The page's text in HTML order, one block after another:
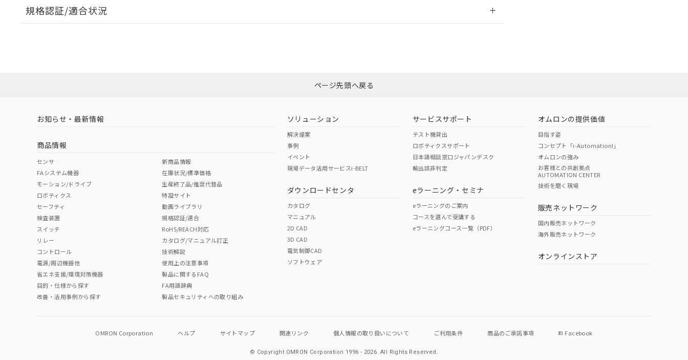
EU RoHS 注意事項・凡例
ダウンロードはこちら
中国 RoHS 注意事項・凡例
中国 RoHS表
Pb Hg Cr(VI)
O O
"対応済み"や非含有の記載がされた商品であっても、流通在庫等で未対応品が混在する可能性があります。
非含有品が必要な際は、弊社営業部門もしくは販売店へお問い合わせください。
規格認証/適合状況
（イギリス
（ノルウェー
（日本
（アメリカ
この製品の規格認証/適合状況ページへ
その他の認証はこちらのページからご検索ください
ページ先頭へ戻る
お知らせ・最新情報
商品情報
センサ
FAシステム機器
モーション/ドライブ
ロボティクス
セーフティ
検査装置
スイッチ
リレー
コントロール
電源/周辺機器他
省エネ支援/環境対策機器
目的・仕様から探す
改善・活用事例から探す
新商品情報
在庫状況/標準価格
生産終了品/推奨代替品
特設サイト
動画ライブラリ
規格認証/適合
RoHS/REACH対応
カタログ/マニュアル訂正
技術解説
使用上の注意事項
製品に関するFAQ
FA用語辞典
製品セキュリティへの取り組み
ソリューション
解決提案
事例
イベント
現場データ活用サービスi-BELT
ダウンロードセンタ
カタログ
マニュアル
2D CAD
3D CAD
電気制御CAD
ソフトウェア
サービスサポート
テスト機貸出
ロボティクスサポート
日本語相談窓口ジャパンデスク
輸出該非判定
eラーニング・セミナ
eラーニングのご案内
コースを選んで受講する
eラーニングコース一覧（PDF）
オムロンの提供価値
目指す姿
コンセプト「i-Automation!」
オムロンの強み
お客様との共創拠点
AUTOMATION CENTER
技術を磨く現場
販売ネットワーク
国内販売ネットワーク
海外販売ネットワーク
オンラインストア
OMRON Corporation ヘルプ サイトマップ 関連リンク 個人情報の取り扱いについて ご利用条件 商品のご承諾事項 Facebook
© Copyright OMRON Corporation 1996 - 2026.All Rights Reserved.